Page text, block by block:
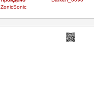
ZonicSonic